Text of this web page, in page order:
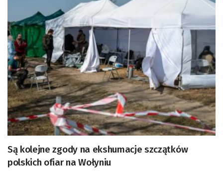
Są kolejne zgody na ekshumacje szczątków
polskich ofiar na Wołyniu